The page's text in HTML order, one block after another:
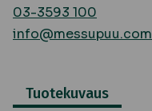
03-3593 100
info@messupuu.com
Tuotekuvaus